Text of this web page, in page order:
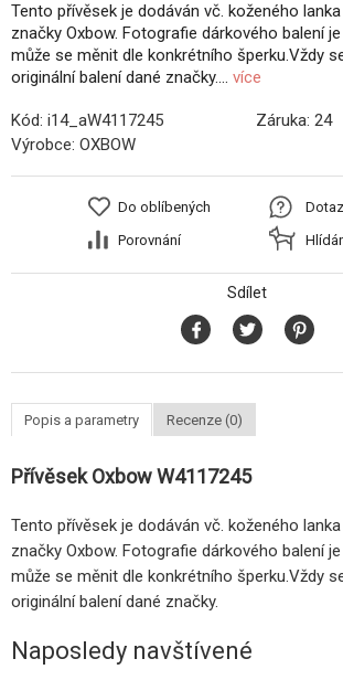
Tento přívěsek je dodáván vč. koženého
značky Oxbow. Fotografie dárkového balení
může se měnit dle konkrétního šperku.Vždy
originální balení dané značky.... více
Kód: i14_aW4117245 Záruka: 24
Výrobce: OXBOW
Do oblíbených
Porovnání
Sdílet
Popis a parametry Recenze (0)
Přívěsek Oxbow W4117245
Tento přívěsek je dodáván vč. koženého
značky Oxbow. Fotografie dárkového balení
může se měnit dle konkrétního šperku.Vždy
originální balení dané značky.
Naposledy navštívené